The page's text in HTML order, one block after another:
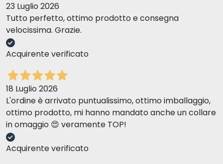
23 Luglio 2026
Tutto perfetto, ottimo prodotto e consegna
velocissima. Grazie.
Acquirente verificato
18 Luglio 2026
L'ordine è arrivato puntualissimo, ottimo imballaggio,
ottimo prodotto, mi hanno mandato anche un collare
in omaggio 😍 veramente TOP!
Acquirente verificato